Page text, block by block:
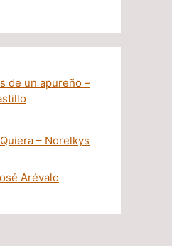
de un apureño –
– Norelkys
Arévalo